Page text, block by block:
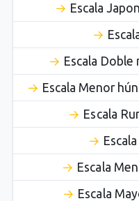
Escala
Escala Doble
Escala Menor
Escala
Escala
Escala